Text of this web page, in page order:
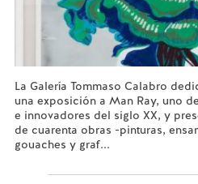
La Galería Tommaso Calabro
una exposición a Man Ray, uno
e innovadores del siglo XX, y
de cuarenta obras -pinturas,
gouaches y graf...